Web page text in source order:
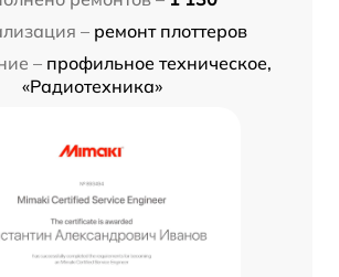
– ремонт плоттеров
– профильное техническое,
«Радиотехника»